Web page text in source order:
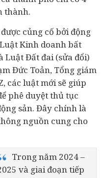
thành.
củng cố bởi động
Kinh doanhbất
Luật Đất đai (sửa đổi)
Đức Toản, Tổng giám
các luật mới sẽ giúp
phê duyệt thủ tục
sản. Đây chính là
nguồn cung cho
Trong năm 2024 –
và giai đoạn tiếp